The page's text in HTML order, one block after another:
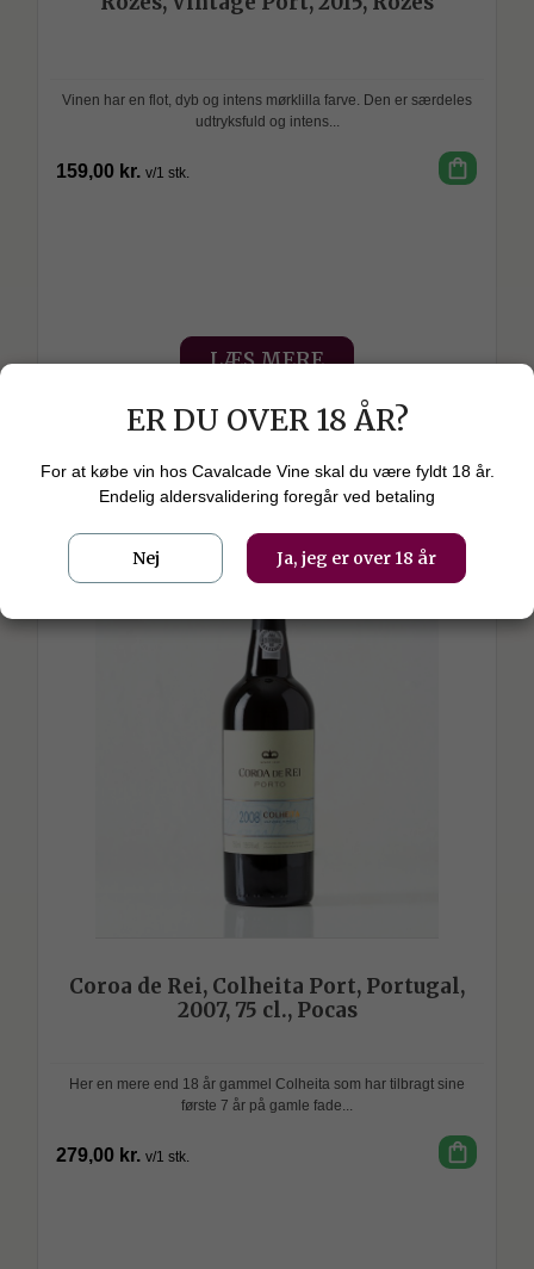
Vinen har en flot, dyb og intens mørklilla farve. Den er særdeles
udtryksfuld og intens...
159,00 kr. v/1 stk. shopping_bag
LÆS MERE
Coroa de Rei, Colheita Port, Portugal,
2007, 75 cl., Pocas
Her en mere end 18 år gammel Colheita som har tilbragt sine
første 7 år på gamle fade...
279,00 kr. v/1 stk. shopping_bag
ER DU OVER 18 ÅR?
For at købe vin hos Cavalcade Vine skal du være fyldt 18 år.
Endelig aldersvalidering foregår ved betaling
Nej Ja, jeg er over 18 år